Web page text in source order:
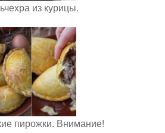
из курицы.
пирожки. Внимание!